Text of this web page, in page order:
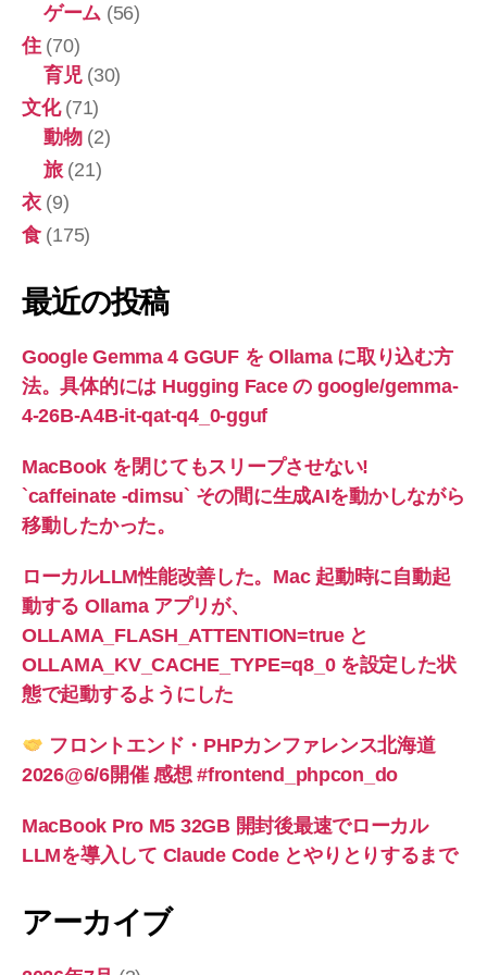
ゲーム (56)
住(70)
育児(30)
文化(71)
動物(2)
旅(21)
衣(9)
食(175)
最近の投稿
Google Gemma 4 GGUF を Ollama に取り込む方
法。具体的には Hugging Face の google/gemma-
4-26B-A4B-it-qat-q4_0-gguf
MacBook を閉じてもスリープさせない!
`caffeinate -dimsu` その間に生成AIを動かしながら
移動したかった。
ローカルLLM性能改善した。Mac 起動時に自動起
動する Ollama アプリが、
OLLAMA_FLASH_ATTENTION=true と
OLLAMA_KV_CACHE_TYPE=q8_0 を設定した状
態で起動するようにした
フロントエンド・PHPカンファレンス北海道
2026@6/6開催 感想 #frontend_phpcon_do
MacBook Pro M5 32GB 開封後最速でローカル
LLMを導入して Claude Code とやりとりするまで
アーカイブ